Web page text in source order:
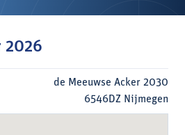
2026
de Meeuwse Acker 2030
6546DZ Nijmegen